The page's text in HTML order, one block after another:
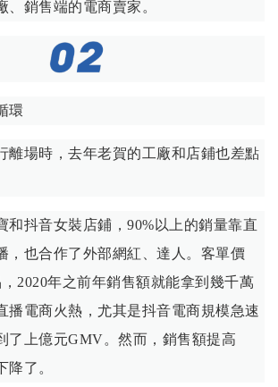
、銷售端的電商賣家。
環
離場時，去年老賀的工廠和店鋪也差點
和抖音女裝店鋪，90%以上的銷量靠直
，也合作了外部網紅、達人。客單價
2020年之前年銷售額就能拿到幾千萬
播電商火熱，尤其是抖音電商規模急速
了上億元GMV。然而，銷售額提高
降了。